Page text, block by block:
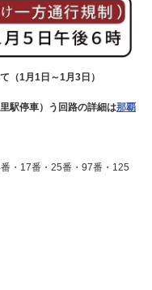
（1月1日～1月3日）
駅停車）う回路の詳細は那覇
・ 17番・25番・97番・125